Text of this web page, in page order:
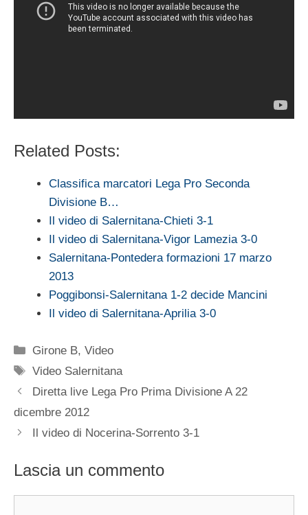
Related Posts:
Classifica marcatori Lega Pro Seconda
Divisione B…
Il video di Salernitana-Chieti 3-1
Il video di Salernitana-Vigor Lamezia 3-0
Salernitana-Pontedera formazioni 17 marzo
2013
Poggibonsi-Salernitana 1-2 decide Mancini
Il video di Salernitana-Aprilia 3-0
Categorie
Girone B,Video
Tag
Video Salernitana
Diretta live Lega Pro Prima Divisione A 22
dicembre 2012
Il video di Nocerina-Sorrento 3-1
Lascia un commento